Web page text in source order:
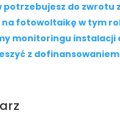
do zwrotu
fotowoltaikę w tym
monitoringu
z